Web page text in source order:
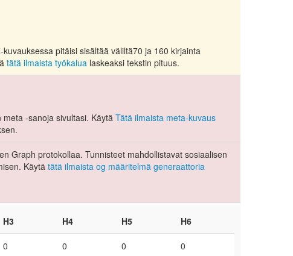
pitäisi sisältää väliltä70 ja 160 kirjainta
tätä ilmaista työkalualaskeaksi tekstin pituus.
-sanoja sivultasi. KäytäTätä ilmaista meta-kuvaus
Graph protokollaa. Tunnisteet mahdollistavat sosiaalisen
Käytä tätä ilmaista og määritelmä generaattoria
H3 H4 H5 H6
0 0 0 0